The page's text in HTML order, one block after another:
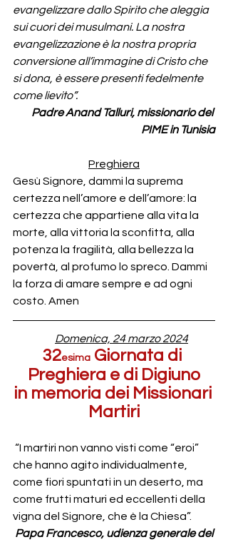
evangelizzare dallo Spirito che aleggia
sui cuori dei musulmani. La nostra
evangelizzazione è la nostra propria
conversione all’immagine di Cristo che
si dona, è essere presenti fedelmente
come lievito”.
Padre Anand Talluri, missionario del
PIME in Tunisia
Preghiera
Gesù Signore, dammi la suprema
certezza nell’amore e dell’amore: la
certezza che appartiene alla vita la
morte, alla vittoria la sconfitta, alla
potenza la fragilità, alla bellezza la
povertà, al profumo lo spreco. Dammi
la forza di amare sempre e ad ogni
costo. Amen
Domenica, 24 marzo 2024
32esima Giornata di
Preghiera e di Digiuno
in memoria dei Missionari
Martiri
“I martiri non vanno visti come “eroi”
che hanno agito individualmente,
come fiori spuntati in un deserto, ma
come frutti maturi ed eccellenti della
vigna del Signore, che è la Chiesa”.
Papa Francesco, udienza generale del